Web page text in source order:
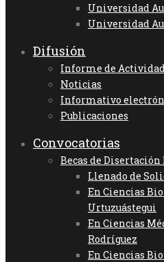
Universidad
Universidad
Difusión
Informe de
Noticias
Informativo
Publicaciones
Convocatorias
Becas de Disertación
Llenado de
En Ciencias
Urtuzuástegui
En Ciencias
Rodríguez
En Ciencias